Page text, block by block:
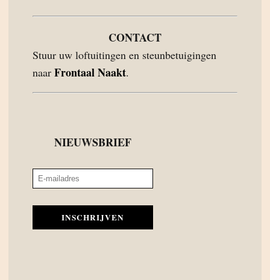
CONTACT
Stuur uw loftuitingen en steunbetuigingen
naar Frontaal Naakt.
NIEUWSBRIEF
INSCHRIJVEN